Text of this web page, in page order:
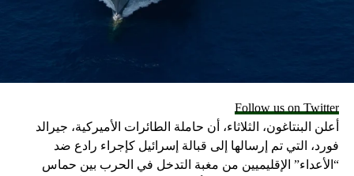
والكتابة بالتمرير هي ميزة تلقائية في لوحة المفاتيح المدمجة
iPhone الخاص بك. إذا لم يعمل الأمر، فانتقل إلى تطبيق
الإعدادات ← عام ← لوحة المفاتيح ← قم بتشغيل الزر “Slide to
Type”. (سترى لوناً أخضر عند تشغيل الزر.)
Follow us on Twitter
أعلن البنتاغون، الثلاثاء، أن حاملة الطائرات الأميركية، جيرالد
فورد، التي تم إرسالها إلى قبالة إسرائيل كإجراء رادع ضد
“الأعداء” الإقليميين من مغبة التدخل في الحرب بين حماس